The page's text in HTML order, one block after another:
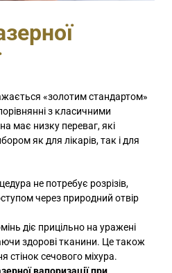
«золотим стандартом»
з класичними
має низку переваг, які
як для лікарів, так і для
не потребує розрізів,
через природний отвір
діє прицільно на уражені
здорові тканини. Це також
сечового міхура.
вапоризації при